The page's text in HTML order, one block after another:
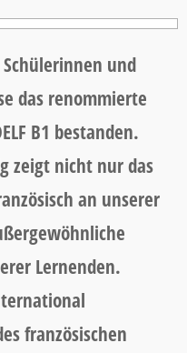
und
das renommierte
B1 bestanden.
zeigt nicht nur das
an unserer
Lernenden.
französischen